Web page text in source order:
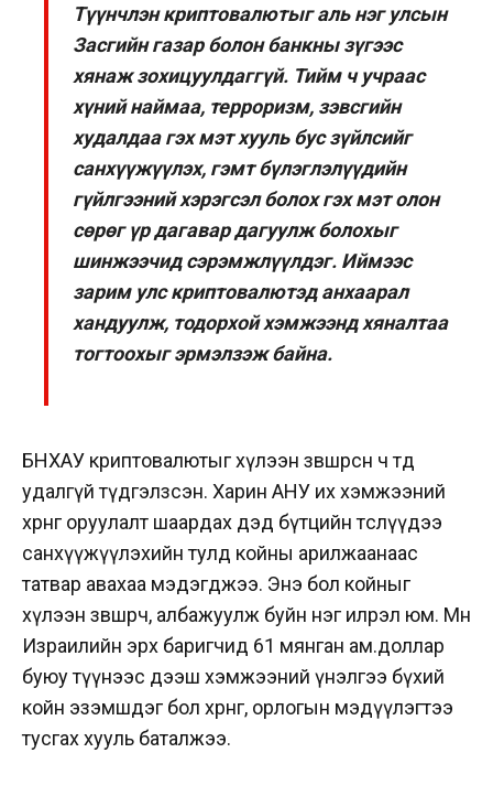
Түүнчлэн криптовалютыг аль нэг улсын
Засгийн газар болон банкны зүгээс
хянаж зохицуулдаггүй. Тийм ч учраас
хүний наймаа, терроризм, зэвсгийн
худалдаа гэх мэт хууль бус зүйлсийг
санхүүжүүлэх, гэмт бүлэглэлүүдийн
гүйлгээний хэрэгсэл болох гэх мэт олон
сөрөг үр дагавар дагуулж болохыг
шинжээчид сэрэмжлүүлдэг. Иймээс
зарим улс криптовалютэд анхаарал
хандуулж, тодорхой хэмжээнд хяналтаа
тогтоохыг эрмэлзэж байна.
БНХАУ криптовалютыг хүлээн зөвшөөрсөн ч төд
удалгүй түдгэлзсэн. Харин АНУ их хэмжээний
хөрөнгө оруулалт шаардах дэд бүтцийн төслүүдээ
санхүүжүүлэхийн тулд койны арилжаанаас
татвар авахаа мэдэгджээ. Энэ бол койныг
хүлээн зөвшөөрч, албажуулж буйн нэг илрэл юм. Мөн
Израилийн эрх баригчид 61 мянган ам.доллар
буюу түүнээс дээш хэмжээний үнэлгээ бүхий
койн эзэмшдэг бол хөрөнгө, орлогын мэдүүлэгтээ
тусгах хууль баталжээ.